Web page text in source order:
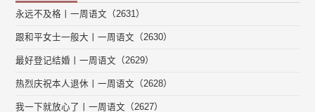
永远不及格丨一周语文（2631）
跟和平女士一般大丨一周语文（2630）
最好登记结婚丨一周语文（2629）
热烈庆祝本人退休丨一周语文（2628）
我一下就放心了丨一周语文（2627）